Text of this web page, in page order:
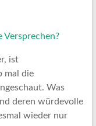
ist
mal die
Was
deren würdevolle
wieder nur